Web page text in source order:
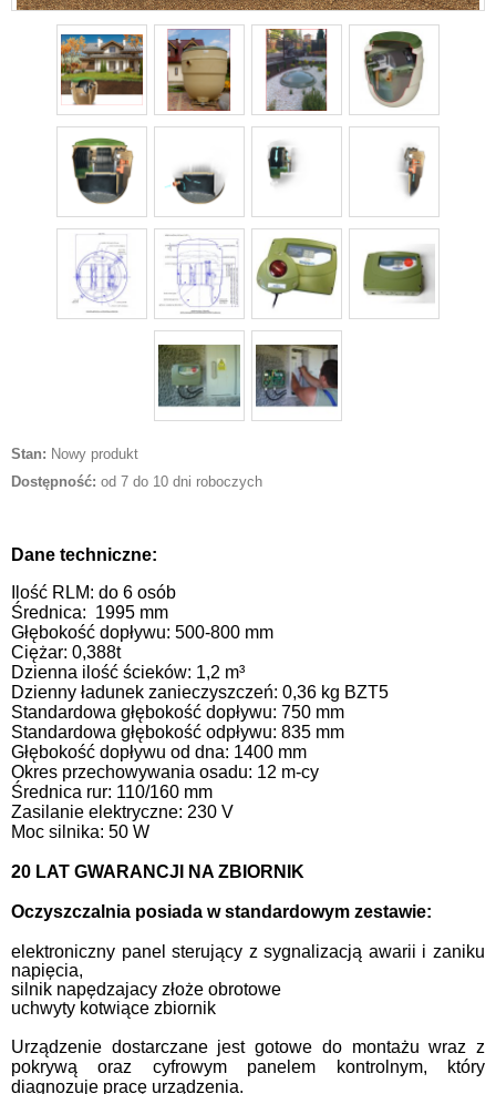
Stan: Nowy produkt
Dostępność: od 7 do 10 dni roboczych
Dane techniczne:
Ilość RLM: do 6 osób
Średnica: 1995 mm
Głębokość dopływu: 500-800 mm
Ciężar: 0,388t
Dzienna ilość ścieków: 1,2 m³
Dzienny ładunek zanieczyszczeń: 0,36 kg BZT5
Standardowa głębokość dopływu: 750 mm
Standardowa głębokość odpływu: 835 mm
Głębokość dopływu od dna: 1400 mm
Okres przechowywania osadu: 12 m-cy
Średnica rur: 110/160 mm
Zasilanie elektryczne: 230 V
Moc silnika: 50 W
20 LAT GWARANCJI NA ZBIORNIK
Oczyszczalnia posiada w standardowym zestawie:
elektroniczny panel sterujący z sygnalizacją awarii i zaniku
napięcia,
silnik napędzajacy złoże obrotowe
uchwyty kotwiące zbiornik
Urządzenie dostarczane jest gotowe do montażu wraz z
pokrywą oraz cyfrowym panelem kontrolnym, który
diagnozuje pracę urządzenia.